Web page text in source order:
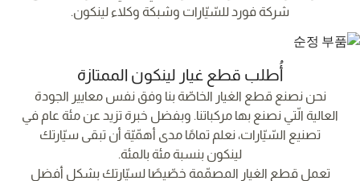
شركة فورد للسّيّارات وشبكة وكلاء لينكون.
أُطلب قطع غيار لينكون الممتازة
نحن نصنع قطع الغيار الخاصّة بنا وفق نفس معايير الجودة
العالية الّتي نصنع بها مركباتنا. وبفضل خبرة تزيد عن مئة عام في
تصنيع السّيّارات، نعلم تمامًا مدى أهمّيّة أن تبقى سيّارتك
لينكون بنسبة مئة بالمئة.
تعمل قطع الغيار المصمّمة خصّيصًا لسيّارتك بشكلٍ أفضلٍ